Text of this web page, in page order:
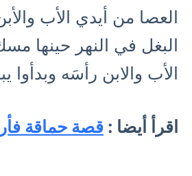
العصا من أيدي الأب
البغل في النهر حينها
الأب والابن رأسَه وبدأوا
اقرأ أيضا : قصة حماقة فأر